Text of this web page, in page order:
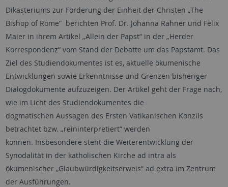
Dikasteriums zur Förderung der Einheit der Christen „The
Bishop of Rome“ berichten Prof. Dr. Johanna Rahner und Felix
Maier in ihrem Artikel „Allein der Papst“ in der „Herder
Korrespondenz“ vom Stand der Debatte um das Papstamt. Das
Ziel des Studiendokumentes ist es, aktuelle ökumenische
Entwicklungen sowie Erkenntnisse und Grenzen bisheriger
Dialogdokumente aufzuzeigen. Der Artikel geht der Frage nach,
wie im Licht des Studiendokumentes die
dogmatischen Aussagen des Ersten Vatikanischen Konzils
betrachtet bzw. „reininterpretiert“ werden
können. Insbesondere steht die Weiterentwicklung der
Synodalität in der katholischen Kirche ad intra als
ökumenischer „Glaubwürdigkeitserweis“ ad extra im Zentrum
der Ausführungen.